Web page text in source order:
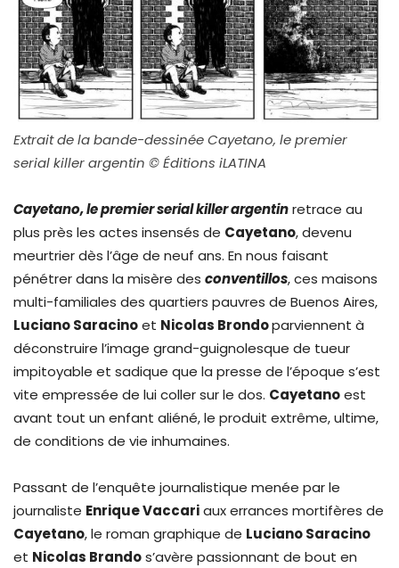
Extrait de la bande-dessinée Cayetano, le premier
serial killer argentin © Éditions iLATINA
Cayetano, le premier serial killer argentinretrace au
plus près les actes insensés de Cayetano, devenu
meurtrier dès l’âge de neuf ans. En nous faisant
pénétrer dans la misère des conventillos, ces maisons
multi-familiales des quartiers pauvres de Buenos Aires,
Luciano Saracinoet Nicolas Brondoparviennent à
déconstruire l’image grand-guignolesque de tueur
impitoyable et sadique que la presse de l’époque s’est
vite empressée de lui coller sur le dos. Cayetanoest
avant tout un enfant aliéné, le produit extrême, ultime,
de conditions de vie inhumaines.
Passant de l’enquête journalistique menée par le
journaliste Enrique Vaccariaux errances mortifères de
Cayetano, le roman graphique de Luciano Saracino
et Nicolas Brandos’avère passionnant de bout en